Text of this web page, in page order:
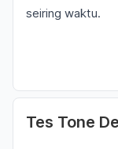
seiring waktu.
Tes Tone